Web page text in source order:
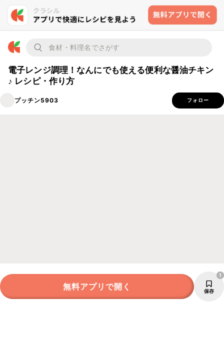
電子レンジ調理！なんにでも使える便利な醤油チキン
♪ レシピ・作り方
プッチン5903 フォロー
無料アプリで開く 保存
1